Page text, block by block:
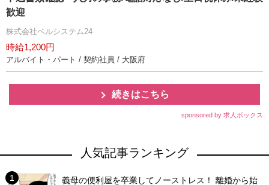
歓迎
株式会社ベルシステム24
時給1,200円
アルバイト・パート / 契約社員 / 大阪府
続きはこちら
sponsored by 求人ボックス
人気記事ランキング
義母の便利屋を卒業してノーストレス！ 離婚から始